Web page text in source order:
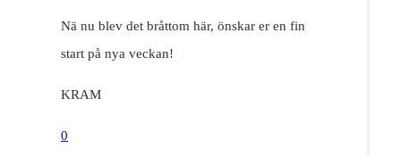
Nä nu blev det bråttom här, önskar er en fin
start på nya veckan!
KRAM
0